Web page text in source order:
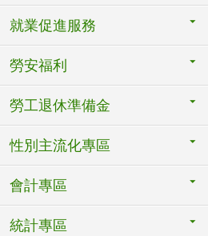
就業促進服務
勞安福利
勞工退休準備金
性別主流化專區
會計專區
統計專區